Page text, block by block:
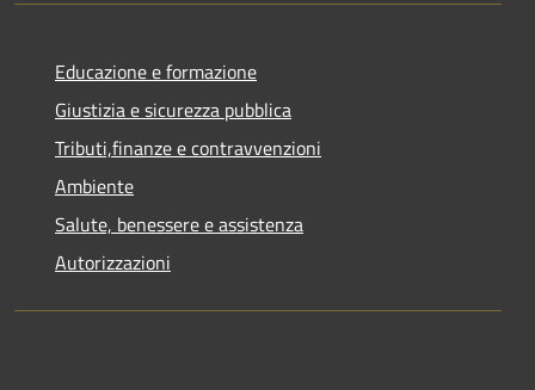
Educazione e formazione
Giustizia e sicurezza pubblica
Tributi,finanze e contravvenzioni
Ambiente
Salute, benessere e assistenza
Autorizzazioni